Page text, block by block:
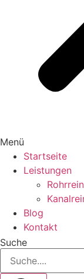
Menü
Startseite
Leistungen
Blog
Kontakt
Suche